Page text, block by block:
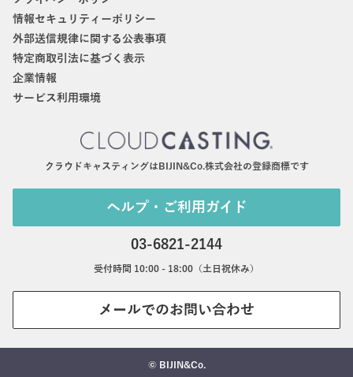
情報セキュリティーポリシー
外部送信規律に関する公表事項
特定商取引法に基づく表示
企業情報
サービス利用環境
クラウドキャスティングはBIJIN&Co.株式会社の登録商標です
ヘルプ・ご利用ガイド
03-6821-2144
受付時間 10:00 - 18:00（土日祝休み）
メールでのお問い合わせ
© BIJIN&Co.